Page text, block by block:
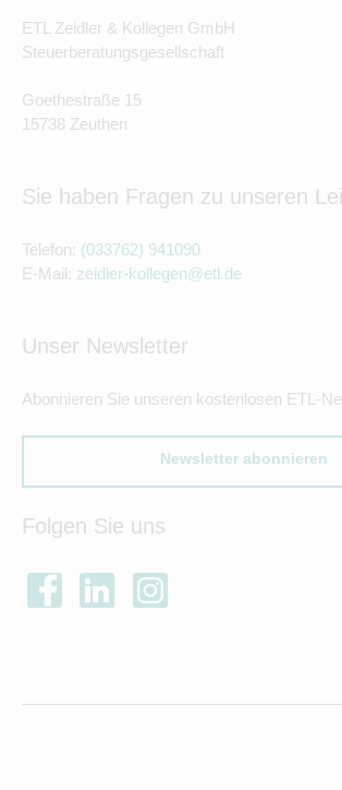
ETL Zeidler & Kollegen GmbH
Steuerberatungsgesellschaft
Goethestraße 15
15738 Zeuthen
Sie haben Fragen zu unseren
Telefon: (033762) 941090
E-Mail: zeidler-kollegen@etl.de
Unser Newsletter
Abonnieren Sie unseren kostenlosen ETL-
Newsletter abonnieren
Folgen Sie uns